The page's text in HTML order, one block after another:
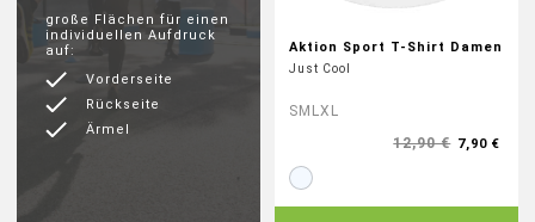
PHYSIOTHERAPIE
FIRMENLAUF
große Flächen für einen
individuellen Aufdruck
auf:
Vorderseite
Rückseite
Ärmel
Aktion Sport T-Shirt Damen
Just Cool
S M LXL
12,90 € 7,90 €